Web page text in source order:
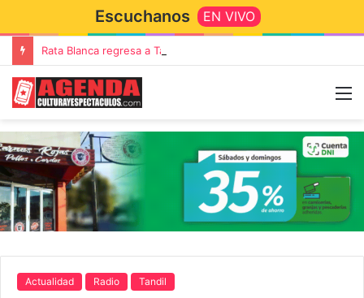
Escuchanos EN VIVO
Actualidad Radio Tandil